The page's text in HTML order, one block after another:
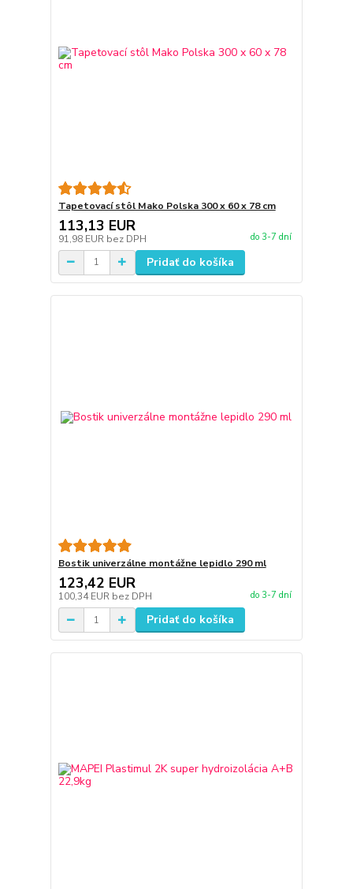
Tapetovací stôl Mako Polska 300 x 60 x 78 cm
113,13 EUR
91,98 EUR bez DPH do 3-7 dní
Pridať do košíka
Bostik univerzálne montážne lepidlo 290 ml
123,42 EUR
100,34 EUR bez DPH do 3-7 dní
Pridať do košíka